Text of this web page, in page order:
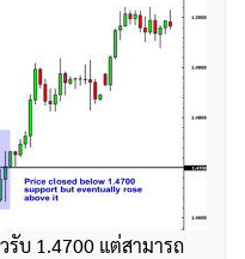
รับ 1.4700 แต่สามารถ